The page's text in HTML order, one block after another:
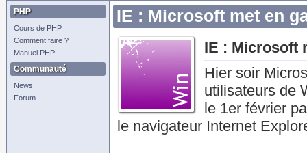
PHP
Cours de PHP
Comment faire ?
Manuel PHP
Communauté
News
Forum
IE : Microsoft met en
IE : Microsoft
Hier soir
utilisateurs de
le 1er février
le navigateur Internet